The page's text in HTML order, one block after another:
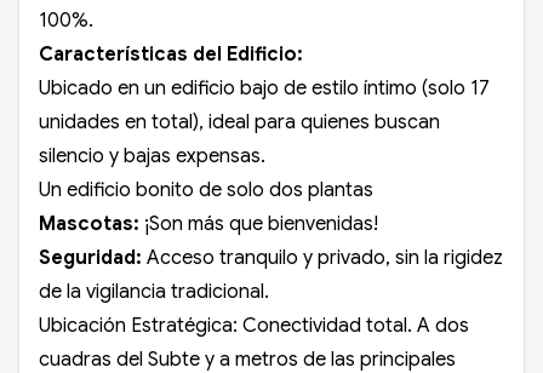
100%.
Características del Edificio:
Ubicado en un edificio bajo de estilo íntimo (solo 17
unidades en total), ideal para quienes buscan
silencio y bajas expensas.
Un edificio bonito de solo dos plantas
Mascotas: ¡Son más que bienvenidas!
Seguridad: Acceso tranquilo y privado, sin la rigidez
de la vigilancia tradicional.
Ubicación Estratégica: Conectividad total. A dos
cuadras del Subte y a metros de las principales